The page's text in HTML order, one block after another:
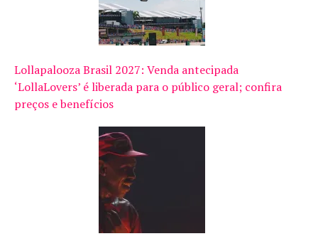
Lollapalooza Brasil 2027: Venda antecipada
‘LollaLovers’ é liberada para o público geral; confira
preços e benefícios